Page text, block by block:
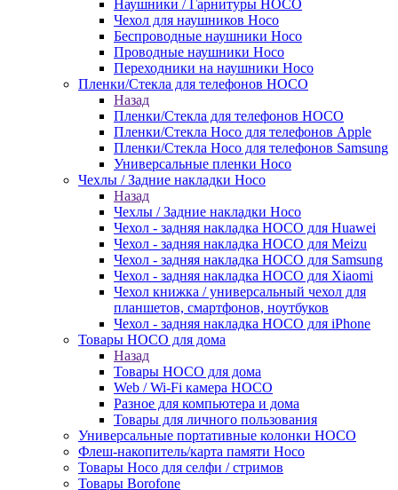
Наушники / Гарнитуры HOCO
Чехол для наушников Hoco
Беспроводные наушники Hoco
Проводные наушники Hoco
Переходники на наушники Hoco
Пленки/Стекла для телефонов HOCO
Назад
Пленки/Стекла для телефонов HOCO
Пленки/Стекла Hoco для телефонов Apple
Пленки/Стекла Hoco для телефонов Samsung
Универсальные пленки Hoco
Чехлы / Задние накладки Hoco
Назад
Чехлы / Задние накладки Hoco
Чехол - задняя накладка HOCO для Huawei
Чехол - задняя накладка HOCO для Meizu
Чехол - задняя накладка HOCO для Samsung
Чехол - задняя накладка HOCO для Xiaomi
Чехол книжка / универсальный чехол для
планшетов, смартфонов, ноутбуков
Чехол - задняя накладка HOCO для iPhone
Товары HOCO для дома
Назад
Товары HOCO для дома
Web / Wi-Fi камера HOCO
Разное для компьютера и дома
Товары для личного пользования
Универсальные портативные колонки HOCO
Флеш-накопитель/карта памяти Hoco
Товары Hoco для селфи / стримов
Товары Borofone